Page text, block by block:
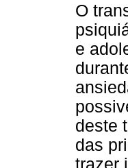
O
e
deste
das
trazer